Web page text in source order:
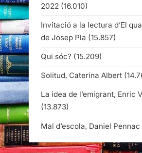
2022 (16.010)
Invitació a la lectura d’El
de Josep Pla (15.857)
Qui sóc? (15.209)
Solitud, Caterina Albert
La idea de l’emigrant, Enric
(13.873)
Mal d’escola, Daniel Pennac